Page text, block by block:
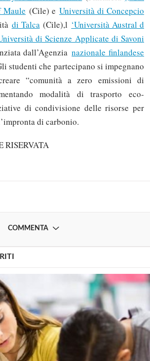
Maule (Cile) e Università di Concepcio
di Talca(Cile),l ‘Università Austral d
di Scienze Applicate di Savoni
dall’Agenzianazionale finlandese
studenti che partecipano si impegnano
“comunità a zero emissioni di
modalità di trasporto eco-
di condivisione delle risorse per
di carbonio.
RISERVATA
COMMENTA
registrati possono